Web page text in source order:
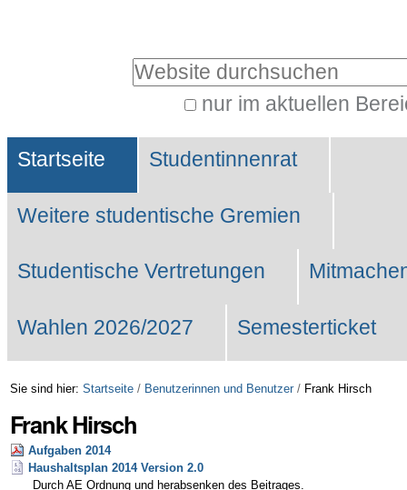
Website durchsuchen
nur im aktuellen
Suche…
Sektionen
Startseite Studentinnenrat
Weitere studentische Gremien
Studentische Vertretungen
Wahlen 2026/2027 Semesterticket
Sie sind hier: Startseite / Benutzerinnen und Benutzer / Frank Hirsch
Frank Hirsch
Aufgaben 2014
Haushaltsplan 2014 Version 2.0
Durch AE Ordnung und herabsenken des Beitrages.